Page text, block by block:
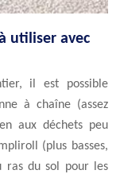
utiliser avec
il est possible
à chaîne (assez
aux déchets peu
(plus basses,
ras du sol pour les